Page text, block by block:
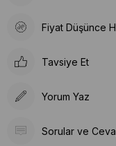
Fiyat Düşünce
Tavsiye Et
Yorum Yaz
Sorular ve